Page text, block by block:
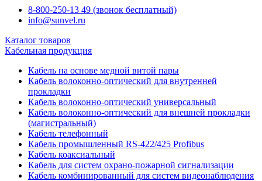
8-800-250-13 49 (звонок бесплатный)
info@sunvel.ru
Каталог товаров
Кабельная продукция
Кабель на основе медной витой пары
Кабель волоконно-оптический для внутренней
прокладки
Кабель волоконно-оптический универсальный
Кабель волоконно-оптический для внешней прокладки
(магистральный)
Кабель телефонный
Кабель промышленный RS-422/425 Profibus
Кабель коаксиальный
Кабель для систем охрано-пожарной сигнализации
Кабель комбинированный для систем видеонаблюдения